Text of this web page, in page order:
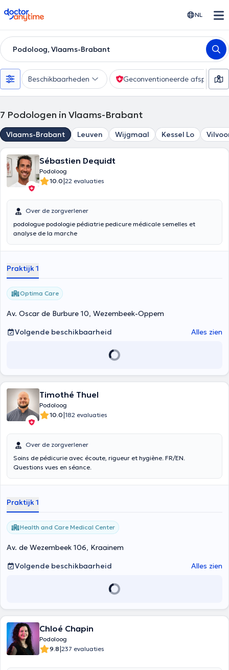
doctoranytime NL
Podoloog, Vlaams-Brabant
Beschikbaarheden Geconventioneerde afspraak
7 Podologen in Vlaams-Brabant
Vlaams-Brabant Leuven Wijgmaal Kessel Lo
Sébastien Dequidt
Podoloog
10.0|22 evaluaties
Over de zorgverlener
podologue podologie pédiatrie pedicure médicale semelles et
analyse de la marche
Praktijk 1
Optima Care
Av. Oscar de Burbure 10, Wezembeek-Oppem
Volgende beschikbaarheid
Alles zien
Timothé Thuel
Podoloog
10.0|182 evaluaties
Over de zorgverlener
Soins de pédicurie avec écoute, rigueur et hygiène. FR/EN.
Questions vues en séance.
Praktijk 1
Health and Care Medical Center
Av. de Wezembeek 106, Kraainem
Volgende beschikbaarheid
Alles zien
Chloé Chapin
Podoloog
9.8|237 evaluaties